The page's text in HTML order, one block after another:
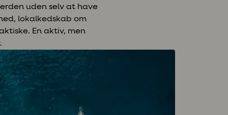
uden selv at have
lokalkedskab om
En aktiv, men